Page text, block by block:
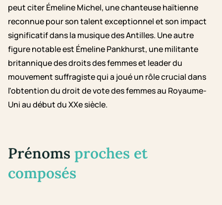
peut citer Émeline Michel, une chanteuse haïtienne
reconnue pour son talent exceptionnel et son impact
significatif dans la musique des Antilles. Une autre
figure notable est Émeline Pankhurst, une militante
britannique des droits des femmes et leader du
mouvement suffragiste qui a joué un rôle crucial dans
l'obtention du droit de vote des femmes au Royaume-
Uni au début du XXe siècle.
Prénoms proches et
composés